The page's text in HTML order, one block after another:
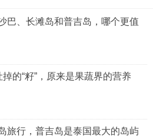
巴、长滩岛和普吉岛，哪个更值
的“籽”，原来是果蔬界的营养
旅行，普吉岛是泰国最大的岛屿